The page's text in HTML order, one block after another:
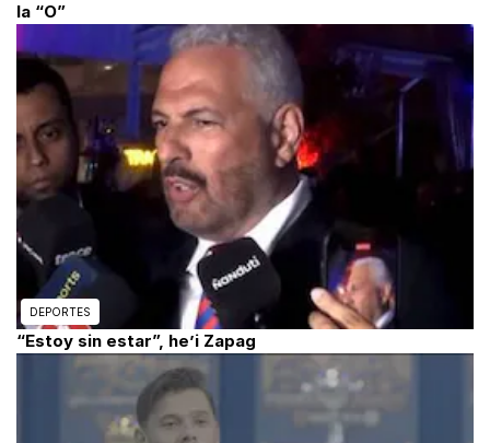
la “O”
DEPORTES
“Estoy sin estar”, he’i Zapag